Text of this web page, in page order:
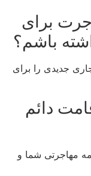
برای
باشم؟
جدیدی را برای
دائم
مهاجرتی شما و